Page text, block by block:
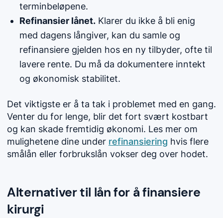
terminbeløpene.
Refinansier lånet. Klarer du ikke å bli enig
med dagens långiver, kan du samle og
refinansiere gjelden hos en ny tilbyder, ofte til
lavere rente. Du må da dokumentere inntekt
og økonomisk stabilitet.
Det viktigste er å ta tak i problemet med en gang.
Venter du for lenge, blir det fort svært kostbart
og kan skade fremtidig økonomi. Les mer om
mulighetene dine under refinansiering hvis flere
smålån eller forbrukslån vokser deg over hodet.
Alternativer til lån for å finansiere
kirurgi